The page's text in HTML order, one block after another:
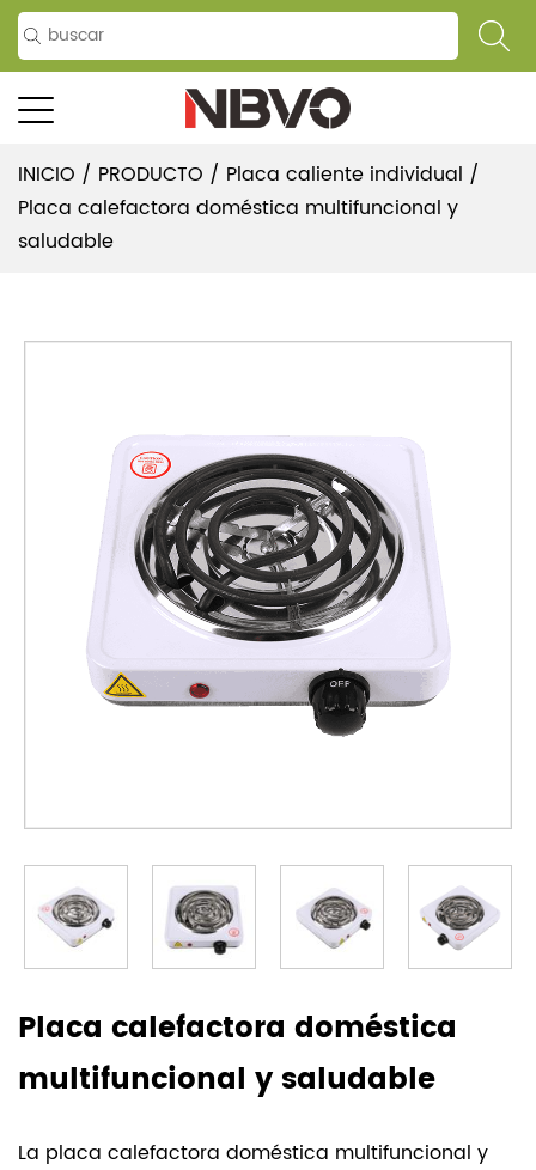
INICIO / PRODUCTO / Placa caliente individual /
Placa calefactora doméstica multifuncional y
saludable
Placa calefactora doméstica
multifuncional y saludable
La placa calefactora doméstica multifuncional y